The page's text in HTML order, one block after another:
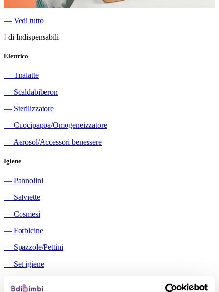
― Vedi tutto
I di Indispensabili
Elettrico
― Tiralatte
― Scaldabiberon
― Sterilizzatore
― Cuocipappa/Omogeneizzatore
― Aerosol/Accessori benessere
Igiene
― Pannolini
― Salviette
― Cosmesi
― Forbicine
― Spazzole/Pettini
― Set igiene